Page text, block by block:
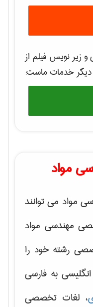
زیر نویس فیلم از
دیگر خدمات ماست:
مواد
مواد می توانند
مهندسی مواد
رشته خود را
به فارسی
، لغات تخصصی